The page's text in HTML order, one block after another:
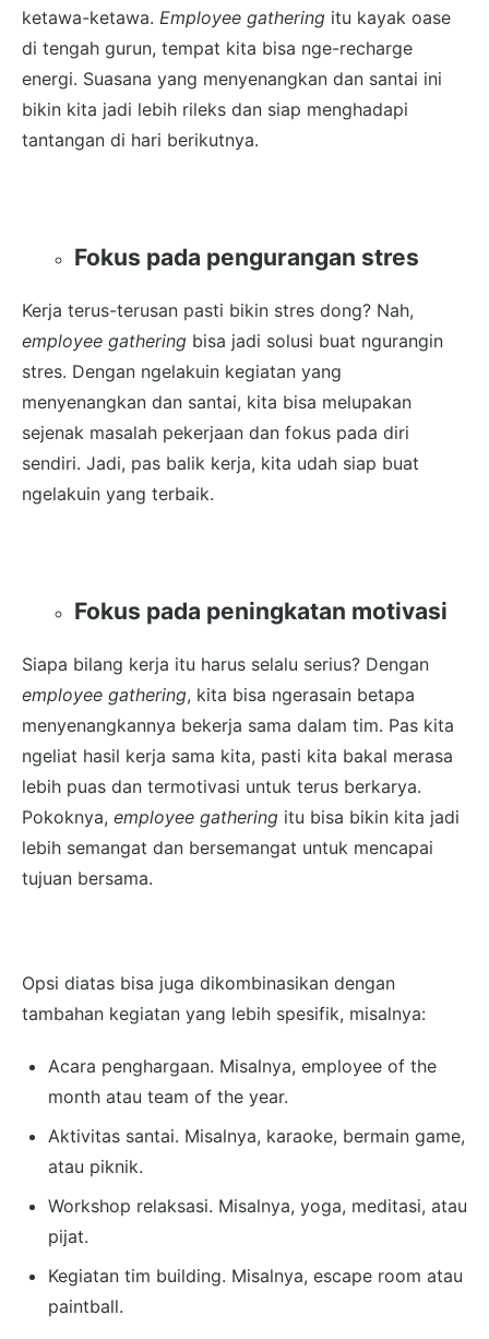
ketawa-ketawa. Employee gathering itu kayak oase
di tengah gurun, tempat kita bisa nge-recharge
energi. Suasana yang menyenangkan dan santai ini
bikin kita jadi lebih rileks dan siap menghadapi
tantangan di hari berikutnya.
Fokus pada pengurangan stres
Kerja terus-terusan pasti bikin stres dong? Nah,
employee gathering bisa jadi solusi buat ngurangin
stres. Dengan ngelakuin kegiatan yang
menyenangkan dan santai, kita bisa melupakan
sejenak masalah pekerjaan dan fokus pada diri
sendiri. Jadi, pas balik kerja, kita udah siap buat
ngelakuin yang terbaik.
Fokus pada peningkatan motivasi
Siapa bilang kerja itu harus selalu serius? Dengan
employee gathering, kita bisa ngerasain betapa
menyenangkannya bekerja sama dalam tim. Pas kita
ngeliat hasil kerja sama kita, pasti kita bakal merasa
lebih puas dan termotivasi untuk terus berkarya.
Pokoknya, employee gathering itu bisa bikin kita jadi
lebih semangat dan bersemangat untuk mencapai
tujuan bersama.
Opsi diatas bisa juga dikombinasikan dengan
tambahan kegiatan yang lebih spesifik, misalnya:
Acara penghargaan. Misalnya, employee of the
month atau team of the year.
Aktivitas santai. Misalnya, karaoke, bermain game,
atau piknik.
Workshop relaksasi. Misalnya, yoga, meditasi, atau
pijat.
Kegiatan tim building. Misalnya, escape room atau
paintball.